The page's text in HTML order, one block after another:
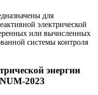
для
электрической
или вычисленных
системы контроля
энергии
2023